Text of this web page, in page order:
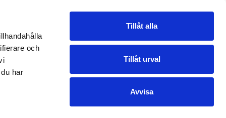
och
har
Tillåt alla
Tillåt urval
Avvisa